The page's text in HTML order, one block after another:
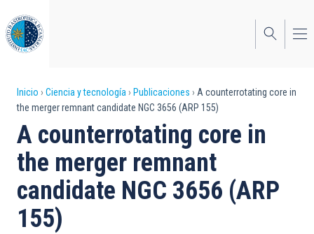
al
contenido
principal
Sobrescribir
enlaces
de
ayuda
a
la
Inicio Ciencia y tecnología Publicaciones
A counterrotating core in
the merger remnant candidate NGC 3656 (ARP 155)
A counterrotating core in
the merger remnant
candidate NGC 3656 (ARP
155)